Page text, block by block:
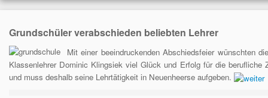
Grundschüler verabschieden beliebten Lehrer
Mit einer beeindruckenden Abschiedsfeier wünschten
Klassenlehrer Dominic Klingsiek viel Glück und Erfolg für die
und muss deshalb seine Lehrtätigkeit in Neuenheerse aufgeben.